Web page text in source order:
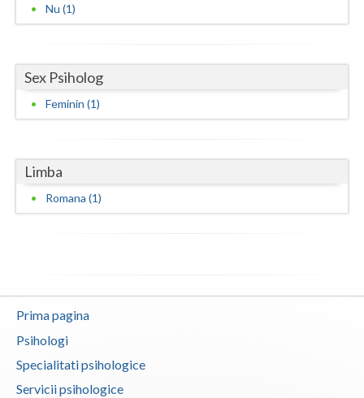
Suceava
Timis
Tulcea
Vrancea
Nu (1)
Sex Psiholog
Feminin (1)
Limba
Romana (1)
Prima pagina
Psihologi
Specialitati psihologice
Servicii psihologice